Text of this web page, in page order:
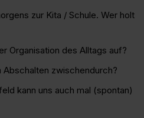
zur Kita / Schule. Wer holt
Organisation des Alltags auf?
Abschalten zwischendurch?
kann uns auch mal (spontan)